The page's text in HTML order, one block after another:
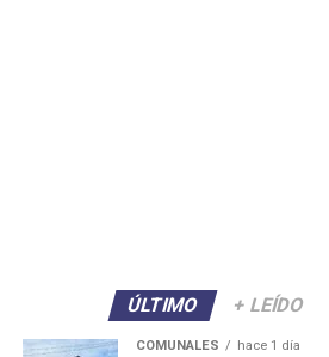
ÚLTIMO + LEÍDO
COMUNALES hace 1 día